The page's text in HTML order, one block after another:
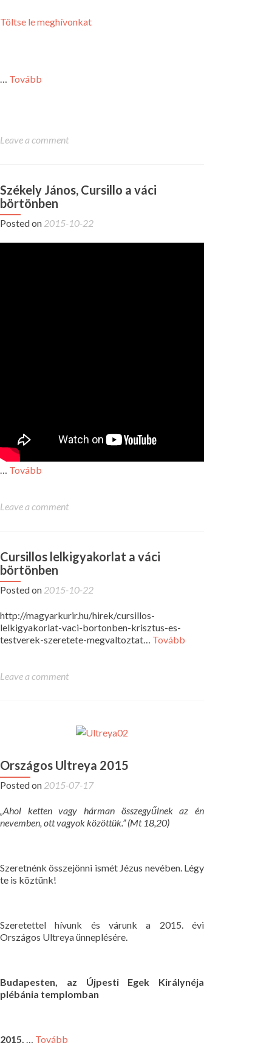
Töltse le meghívonkat
… Tovább
Leave a comment
Székely János, Cursillo a váci
börtönben
Posted on 2015-10-22
… Tovább
Leave a comment
Cursillos lelkigyakorlat a váci
börtönben
Posted on 2015-10-22
http://magyarkurir.hu/hirek/cursillos-
lelkigyakorlat-vaci-bortonben-krisztus-es-
testverek-szeretete-megvaltoztat… Tovább
Leave a comment
Országos Ultreya 2015
Posted on 2015-07-17
„Ahol ketten vagy hárman összegyűlnek az én
nevemben, ott vagyok közöttük.” (Mt 18,20)
Szeretnénk összejönni ismét Jézus nevében. Légy
te is köztünk!
Szeretettel hívunk és várunk a 2015. évi
Országos Ultreya ünneplésére.
Budapesten, az Újpesti Egek Királynéja
plébánia templomban
2015. … Tovább